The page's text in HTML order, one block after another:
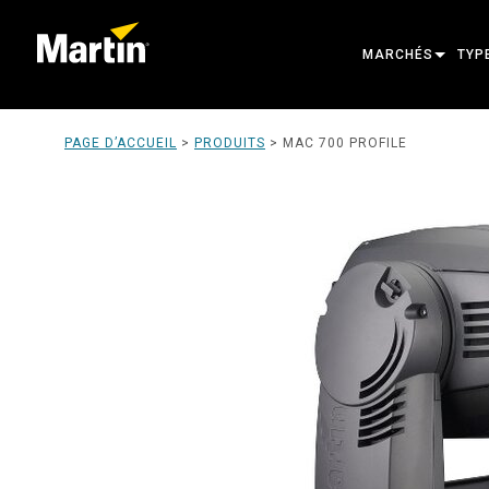
MARCHÉS
PAGE D’ACCUEIL > PRODUITS > MAC 700 PROFILE